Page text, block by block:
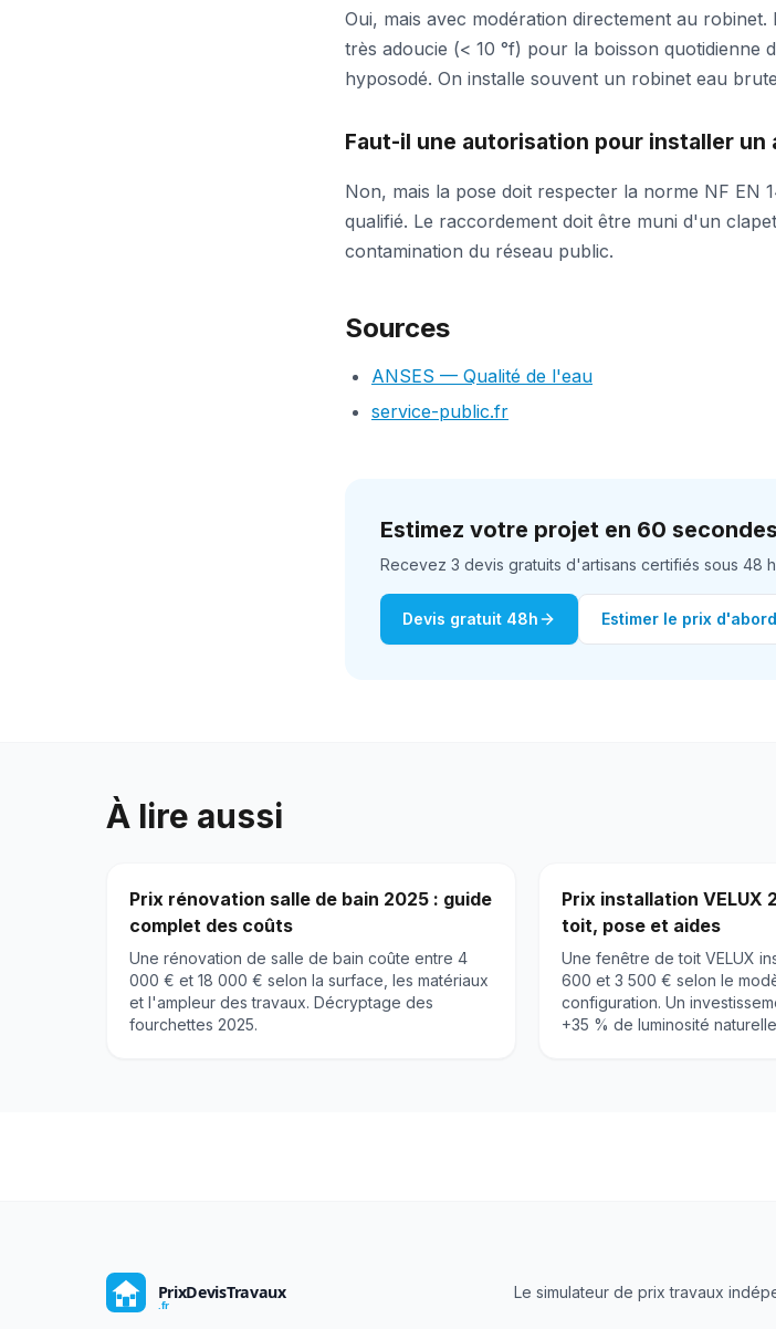
Oui, mais avec modération directement au
très adoucie (< 10 °f) pour la boisson quotidienne
hyposodé. On installe souvent un robinet eau
Faut-il une autorisation pour installer un
Non, mais la pose doit respecter la norme NF EN
qualifié. Le raccordement doit être muni d'un
contamination du réseau public.
Sources
ANSES — Qualité de l'eau
service-public.fr
Estimez votre projet en 60 secondes
Recevez 3 devis gratuits d'artisans certifiés sous 48
Devis gratuit 48h Estimer le prix d'abord
À lire aussi
Prix rénovation salle de bain 2025 : guide
complet des coûts
Une rénovation de salle de bain coûte entre 4
000 € et 18 000 € selon la surface, les matériaux
et l'ampleur des travaux. Décryptage des
fourchettes 2025.
Prix installation VELUX
toit, pose et aides
Une fenêtre de toit VELUX
600 et 3 500 € selon le
configuration. Un
+35 % de luminosité
Le simulateur de prix travaux